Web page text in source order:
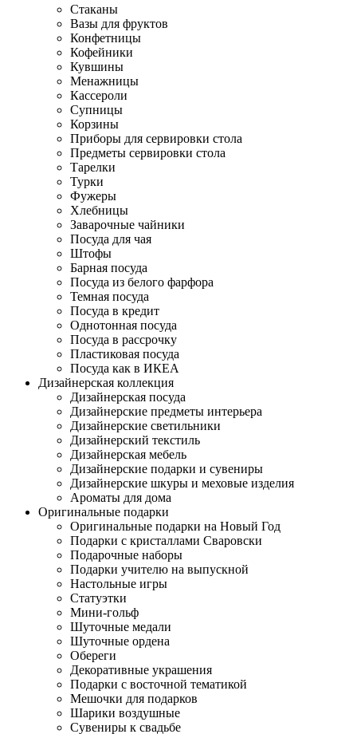
Стаканы
Вазы для фруктов
Конфетницы
Кофейники
Кувшины
Менажницы
Кассероли
Супницы
Корзины
Приборы для сервировки стола
Предметы сервировки стола
Тарелки
Турки
Фужеры
Хлебницы
Заварочные чайники
Посуда для чая
Штофы
Барная посуда
Посуда из белого фарфора
Темная посуда
Посуда в кредит
Однотонная посуда
Посуда в рассрочку
Пластиковая посуда
Посуда как в ИКЕА
Дизайнерская коллекция
Дизайнерская посуда
Дизайнерские предметы интерьера
Дизайнерские светильники
Дизайнерский текстиль
Дизайнерская мебель
Дизайнерские подарки и сувениры
Дизайнерские шкуры и меховые изделия
Ароматы для дома
Оригинальные подарки
Оригинальные подарки на Новый Год
Подарки с кристаллами Сваровски
Подарочные наборы
Подарки учителю на выпускной
Настольные игры
Статуэтки
Мини-гольф
Шуточные медали
Шуточные ордена
Обереги
Декоративные украшения
Подарки с восточной тематикой
Мешочки для подарков
Шарики воздушные
Сувениры к свадьбе